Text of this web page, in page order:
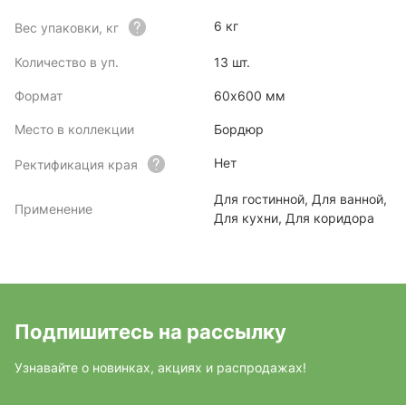
Вес упаковки, кг 6 кг
Количество в уп. 13 шт.
Формат 60x600 мм
Место в коллекции Бордюр
Ректификация края Нет
Применение
Для гостинной, Для ванной,
Для кухни, Для коридора
Подпишитесь на рассылку
Узнавайте о новинках, акциях и распродажах!